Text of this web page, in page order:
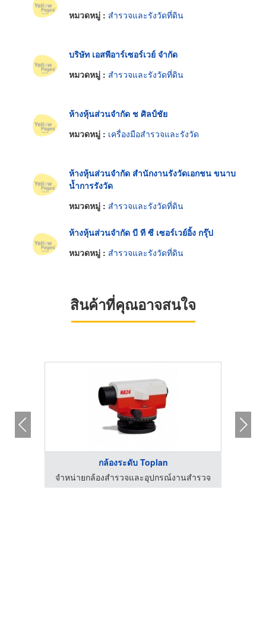
หมวดหมู่ : สำรวจและรังวัดที่ดิน
บริษัท เอสพีอาร์เซอร์เวย์ จำกัด
หมวดหมู่ : สำรวจและรังวัดที่ดิน
ห้างหุ้นส่วนจำกัด ช ศิลป์ชัย
หมวดหมู่ : เครื่องมือสำรวจและรังวัด
ห้างหุ้นส่วนจำกัด สำนักงานรังวัดเอกชน ขนาบ
น้ำการรังวัด
หมวดหมู่ : สำรวจและรังวัดที่ดิน
ห้างหุ้นส่วนจำกัด บี ที ซี เซอร์เวย์อิ้ง กรุ๊ป
หมวดหมู่ : สำรวจและรังวัดที่ดิน
สินค้าที่คุณอาจสนใจ
กล้องระดับ Toplan
จำหน่ายกล้องสำรวจและอุปกรณ์งานสำรวจ